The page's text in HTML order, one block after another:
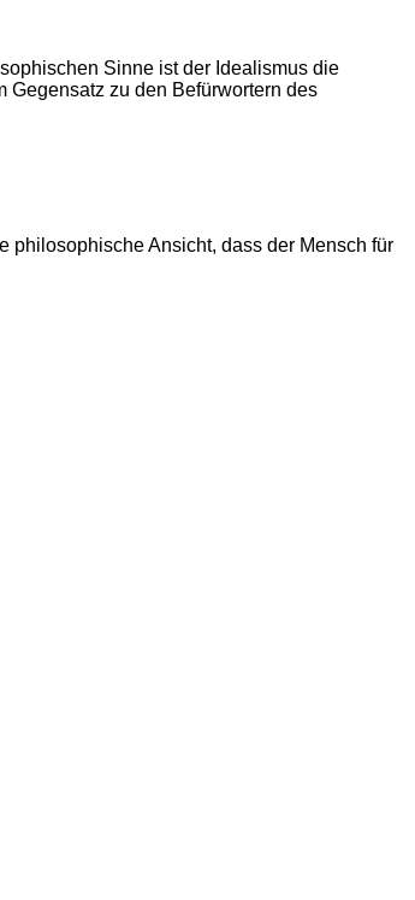
Sinne ist der Idealismus die
Gegensatz zu den Befürwortern des
philosophische Ansicht, dass der Mensch für